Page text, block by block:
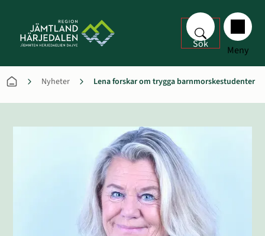
Sök Meny
Nyheter Lena forskar om trygga barnmorskestudenter